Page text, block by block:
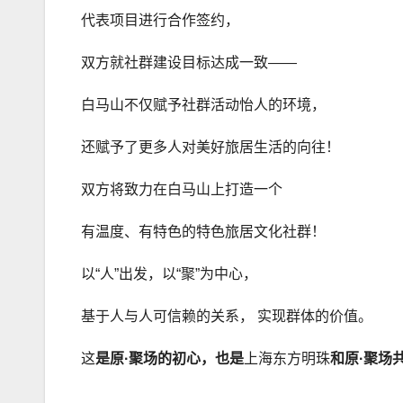
代表项目进行合作签约，
双方就社群建设目标达成一致——
白马山不仅赋予社群活动怡人的环境，
还赋予了更多人对美好旅居生活的向往！
双方将致力在白马山上打造一个
有温度、有特色的特色旅居文化社群！
以“人”出发，以“聚”为中心，
基于人与人可信赖的关系， 实现群体的价值。
这是原·聚场的初心，也是 上海东方明珠和原·聚场